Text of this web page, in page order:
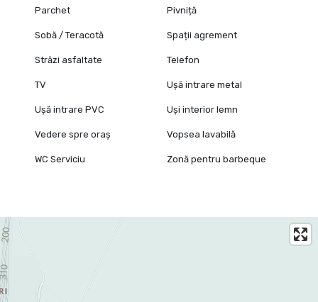
Parchet Pivniță
Sobă / Teracotă Spații agrement
Străzi asfaltate Telefon
TV Ușă intrare metal
Ușă intrare PVC Uși interior lemn
Vedere spre oraș Vopsea lavabilă
WC Serviciu Zonă pentru barbeque